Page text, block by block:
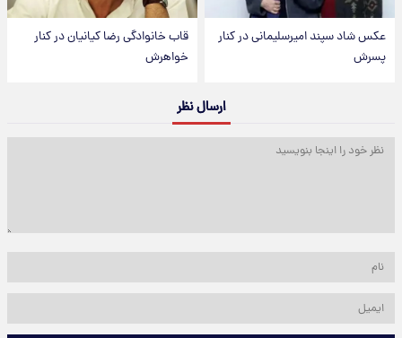
عکس شاد سپند امیرسلیمانی در کنار
پسرش
قاب خانوادگی رضا کیانیان در کنار
خواهرش
ارسال نظر